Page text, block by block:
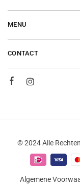
MENU
CONTACT
© 2024 Alle
Algemene